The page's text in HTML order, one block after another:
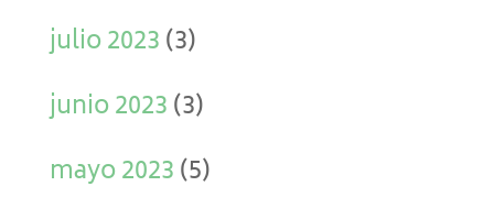
julio 2023(3)
junio 2023(3)
mayo 2023(5)